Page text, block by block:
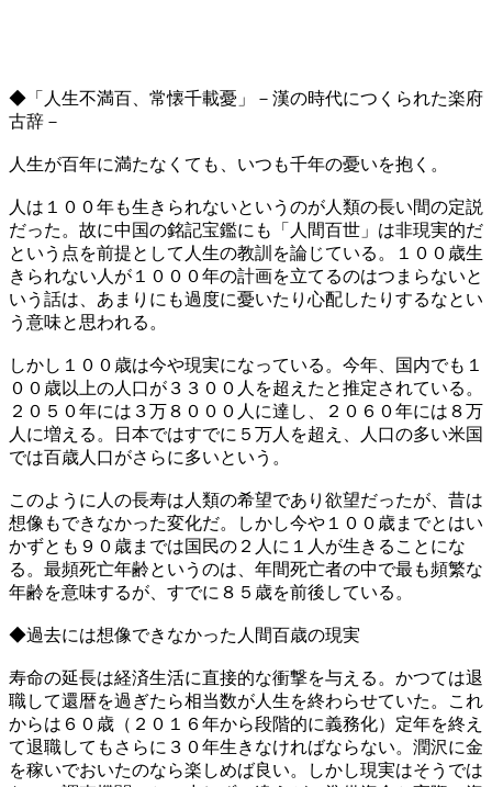
◆「人生不満百、常懐千載憂」－漢の時代につくられた楽府
古辞－
人生が百年に満たなくても、いつも千年の憂いを抱く。
人は１００年も生きられないというのが人類の長い間の定説
だった。故に中国の銘記宝鑑にも「人間百世」は非現実的だ
という点を前提として人生の教訓を論じている。１００歳生
きられない人が１０００年の計画を立てるのはつまらないと
いう話は、あまりにも過度に憂いたり心配したりするなとい
う意味と思われる。
しかし１００歳は今や現実になっている。今年、国内でも１
００歳以上の人口が３３００人を超えたと推定されている。
２０５０年には３万８０００人に達し、２０６０年には８万
人に増える。日本ではすでに５万人を超え、人口の多い米国
では百歳人口がさらに多いという。
このように人の長寿は人類の希望であり欲望だったが、昔は
想像もできなかった変化だ。しかし今や１００歳までとはい
かずとも９０歳までは国民の２人に１人が生きることにな
る。最頻死亡年齢というのは、年間死亡者の中で最も頻繁な
年齢を意味するが、すでに８５歳を前後している。
◆過去には想像できなかった人間百歳の現実
寿命の延長は経済生活に直接的な衝撃を与える。かつては退
職して還暦を過ぎたら相当数が人生を終わらせていた。これ
からは６０歳（２０１６年から段階的に義務化）定年を終え
て退職してもさらに３０年生きなければならない。潤沢に金
を稼いでおいたのなら楽しめば良い。しかし現実はそうでは